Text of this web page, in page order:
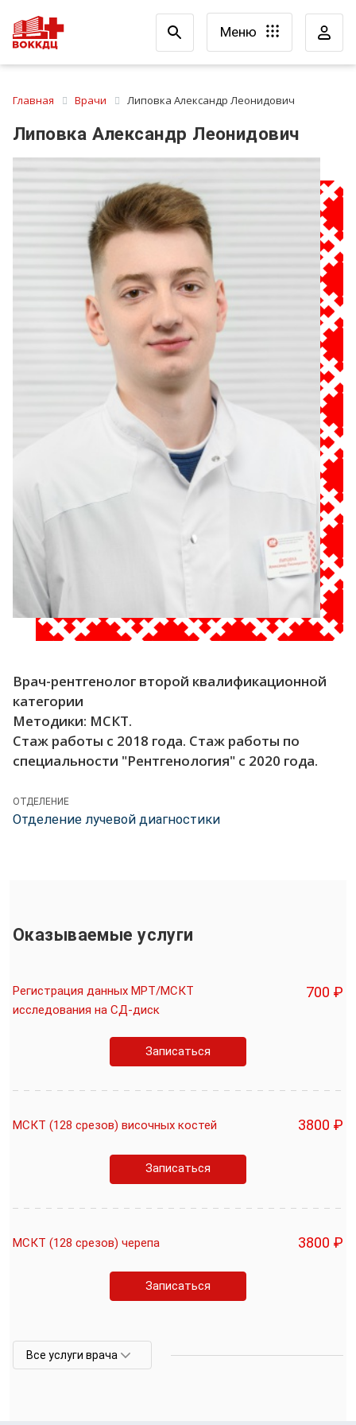
Меню
Главная Врачи Липовка Александр Леонидович
Липовка Александр Леонидович
Врач-рентгенолог второй квалификационной
категории
Методики: МСКТ.
Стаж работы с 2018 года. Стаж работы по
специальности "Рентгенология" с 2020 года.
ОТДЕЛЕНИЕ
Отделение лучевой диагностики
Оказываемые услуги
Регистрация данных МРТ/МСКТ
исследования на СД-диск
700 ₽
Записаться
МСКТ (128 срезов) височных костей 3800 ₽
Записаться
МСКТ (128 срезов) черепа 3800 ₽
Записаться
Все услуги врача